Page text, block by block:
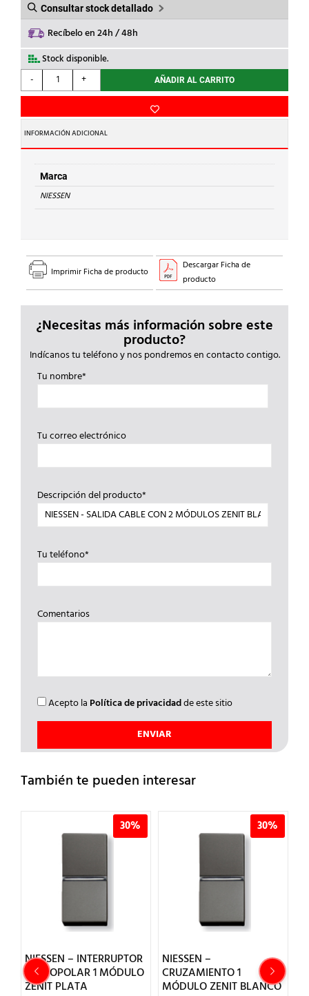
Consultar stock detallado
Recíbelo en 24h / 48h
Stock disponible.
-
NIESSEN
-
CABLE
CON
2
MÓDULOS
ZENIT
BLANCO
cantidad
+ AÑADIR AL CARRITO
INFORMACIÓN ADICIONAL
Marca
NIESSEN
Imprimir Ficha de producto
Descargar Ficha de
producto
¿Necesitas más información sobre este
producto?
Indícanos tu teléfono y nos pondremos en contacto contigo.
Tu nombre*
Tu correo electrónico
Descripción del producto*
Tu teléfono*
Comentarios
Acepto la Política de privacidadde este sitio
También te pueden interesar
30%
NIESSEN – INTERRUPTOR
MONOPOLAR 1 MÓDULO
ZENIT PLATA
30%
NIESSEN –
CRUZAMIENTO 1
MÓDULO ZENIT BLANCO